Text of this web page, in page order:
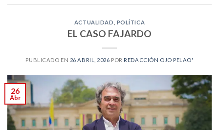
ACTUALIDAD POLÍTICA
EL CASO FAJARDO
PUBLICADO EN 26 ABRIL, 2026 POR REDACCIÓN OJO PELAO'
26
Abr